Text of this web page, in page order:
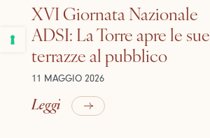
XVI Giornata Nazionale
ADSI: La Torre apre le sue
terrazze al pubblico
11 MAGGIO 2026
Leggi